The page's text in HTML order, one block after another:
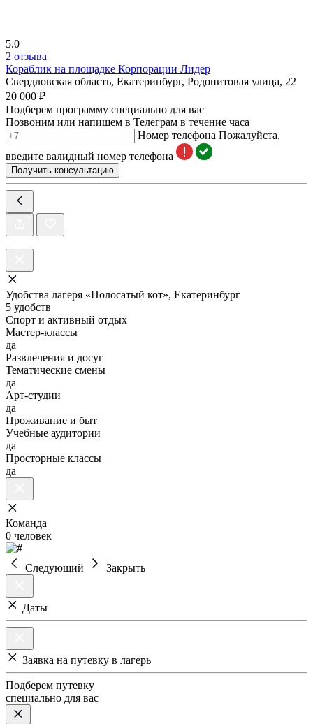
5.0
2 отзыва
Кораблик на площадке Корпорации Лидер
Свердловская область, Екатеринбург, Родонитовая улица, 22
20 000 ₽
Подберем программу специально для вас
Позвоним или напишем в Телеграм в течение часа
Номер телефона Пожалуйста,
введите валидный номер телефона
Получить консультацию
Удобства лагеря «Полосатый кот», Екатеринбург
5 удобств
Спорт и активный отдых
Мастер-классы
да
Развлечения и досуг
Тематические смены
да
Арт-студии
да
Проживание и быт
Учебные аудитории
да
Просторные классы
да
Команда
0 человек
Следующий Закрыть
Даты
Заявка на путевку в лагерь
Подберем путевку
специально для вас